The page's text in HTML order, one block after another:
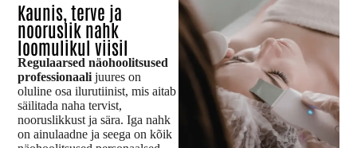
Kaunis, terve ja
nooruslik nahk
loomulikul viisil
Regulaarsed näohoolitsused
professionaali juures on
oluline osa ilurutiinist, mis aitab
säilitada naha tervist,
nooruslikkust ja sära. Iga nahk
on ainulaadne ja seega on kõik